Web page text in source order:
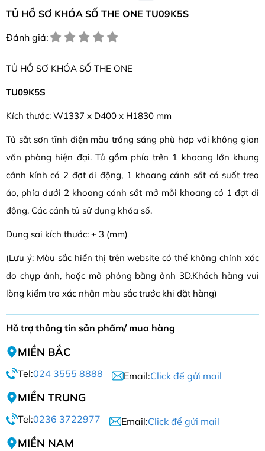
TỦ HỒ SƠ KHÓA SỐ THE ONE TU09K5S
Đánh giá:
TỦ HỒ SƠ KHÓA SỐ THE ONE
TU09K5S
Kích thước: W1337 x D400 x H1830 mm
Tủ sắt sơn tĩnh điện màu trắng sáng phù hợp với không gian
văn phòng hiện đại. Tủ gồm phía trên 1 khoang lớn khung
cánh kính có 2 đợt di động, 1 khoang cánh sắt có suốt treo
áo, phía dưới 2 khoang cánh sắt mở mỗi khoang có 1 đợt di
động. Các cánh tủ sử dụng khóa số.
Dung sai kích thước: ± 3 (mm)
(Lưu ý: Màu sắc hiển thị trên website có thể không chính xác
do chụp ảnh, hoặc mô phỏng bằng ảnh 3D.Khách hàng vui
lòng kiểm tra xác nhận màu sắc trước khi đặt hàng)
Hỗ trợ thông tin sản phẩm/ mua hàng
MIỀN BẮC
Tel:024 3555 8888 Email:Click để gửi mail
MIỀN TRUNG
Tel:0236 3722977 Email:Click để gửi mail
MIỀN NAM